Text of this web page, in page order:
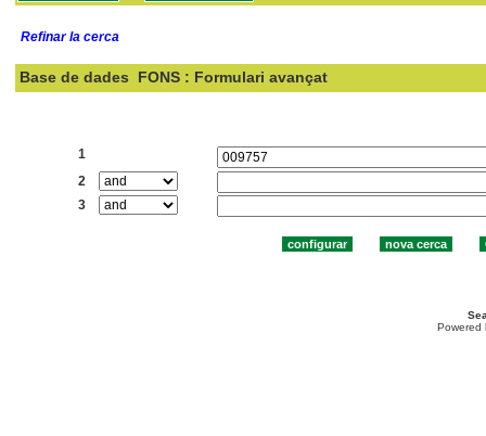
Refinar la cerca
Base de dades FONS : Formulari avançat
1
2
3